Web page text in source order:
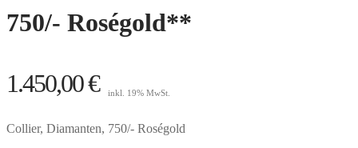
750/- Roségold**
1.450,00€ inkl. 19% MwSt.
Collier, Diamanten, 750/- Roségold